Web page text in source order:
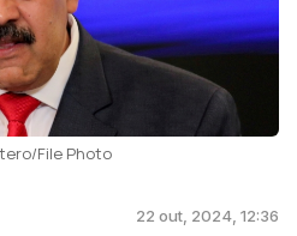
File Photo
22 out, 2024, 12:36